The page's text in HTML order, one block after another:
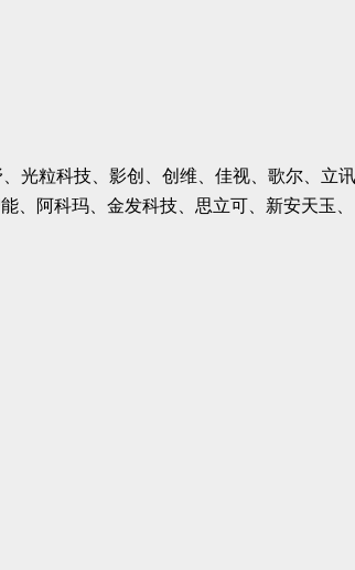
光粒科技、影创、创维、佳视、歌尔、立
、阿科玛、金发科技、思立可、新安天玉